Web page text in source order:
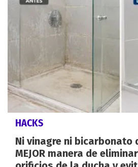
HACKS
Ni vinagre ni bicarbonato
MEJOR manera de